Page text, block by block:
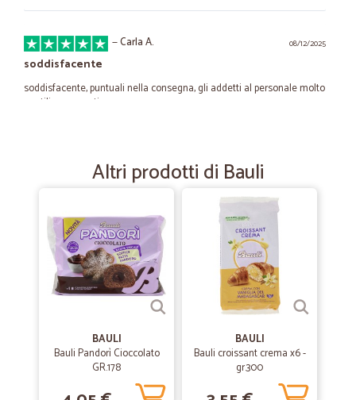
08/12/2025
—Carla A.
soddisfacente
soddisfacente, puntuali nella consegna, gli addetti al personale molto
gentili e preparati
Ottimi prodotti arrivati in tempi…
Ottimi prodotti arrivati in tempi velocissimi. Unico consiglio cercare di
abbassare le spese di spedizione
—Giorgio T.
eccellente
puntualità, ottimo prodotto. ottimo servizio
—Davide P.
tutto per la casa
Altri prodotti di Bauli
BAULI
Bauli Pandorì Cioccolato
GR.178
BAULI
Bauli croissant crema x6 -
gr.300